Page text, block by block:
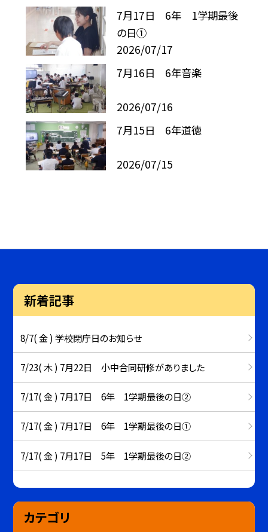
7月17日 6年 1学期最後
の日①
2026/07/17
7月16日 6年音楽
2026/07/16
7月15日 6年道徳
2026/07/15
新着記事
8/7( 金 ) 学校閉庁日のお知らせ
7/23( 木 ) 7月22日 小中合同研修がありました
7/17( 金 ) 7月17日 6年 1学期最後の日②
7/17( 金 ) 7月17日 6年 1学期最後の日①
7/17( 金 ) 7月17日 5年 1学期最後の日②
カテゴリ